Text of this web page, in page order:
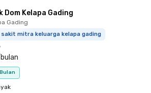
Dom Kelapa Gading
Gading
mitra keluarga kelapa gading
bulan